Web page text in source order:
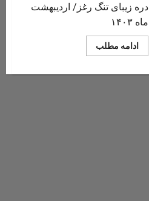
دره زیبای تنگ رغز/ اردیبهشت
ماه ۱۴۰۳
ادامه مطلب
more